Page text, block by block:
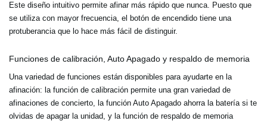
Este diseño intuitivo permite afinar más rápido que nunca. Puesto que
se utiliza con mayor frecuencia, el botón de encendido tiene una
protuberancia que lo hace más fácil de distinguir.
Funciones de calibración, Auto Apagado y respaldo de memoria
Una variedad de funciones están disponibles para ayudarte en la
afinación: la función de calibración permite una gran variedad de
afinaciones de concierto, la función Auto Apagado ahorra la batería si te
olvidas de apagar la unidad, y la función de respaldo de memoria